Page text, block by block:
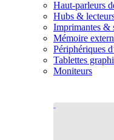
Haut-parleurs
Hubs &
Imprimantes &
Mémoire
Périphériques
Tablettes
Moniteurs